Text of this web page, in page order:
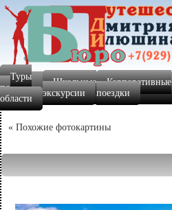
Туры
по
области
Школьные
экскурсии
Корпоративные
поездки
« Похожие фотокартины